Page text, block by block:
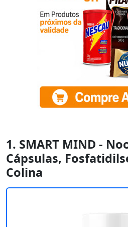
1. SMART MIND -
Cápsulas,
Colina